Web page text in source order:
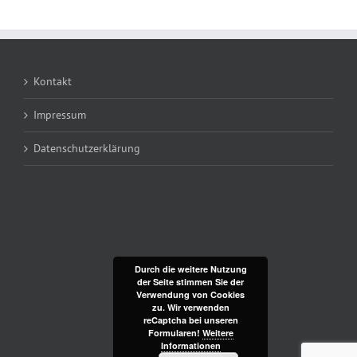
Kontakt
Impressum
Datenschutzerklärung
Durch die weitere Nutzung
der Seite stimmen Sie der
Verwendung von Cookies
zu. Wir verwenden
reCaptcha bei unseren
Formularen! Weitere
Informationen